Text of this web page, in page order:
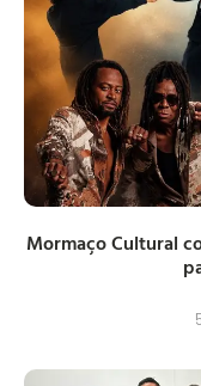
Mormaço Cultural